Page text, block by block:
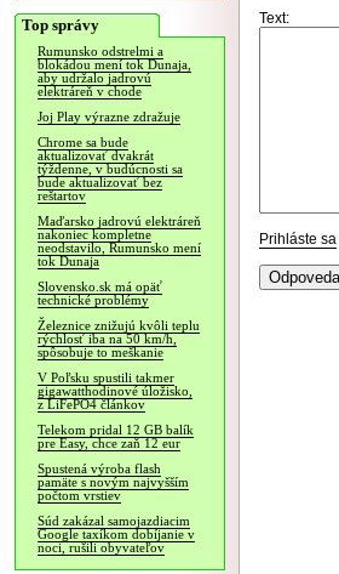
Top správy
Rumunsko odstrelmi a
blokádou mení tok Dunaja,
aby udržalo jadrovú
elektráreň v chode
Joj Play výrazne zdražuje
Chrome sa bude
aktualizovať dvakrát
týždenne, v budúcnosti sa
bude aktualizovať bez
reštartov
Maďarsko jadrovú elektráreň
nakoniec kompletne
neodstavilo, Rumunsko mení
tok Dunaja
Slovensko.sk má opäť
technické problémy
Železnice znižujú kvôli teplu
rýchlosť iba na 50 km/h,
spôsobuje to meškanie
V Poľsku spustili takmer
gigawatthodinové úložisko,
z LiFePO4 článkov
Telekom pridal 12 GB balík
pre Easy, chce zaň 12 eur
Spustená výroba flash
pamäte s novým najvyšším
počtom vrstiev
Súd zakázal samojazdiacim
Google taxíkom dobíjanie v
noci, rušili obyvateľov
Text:
Prihláste sa